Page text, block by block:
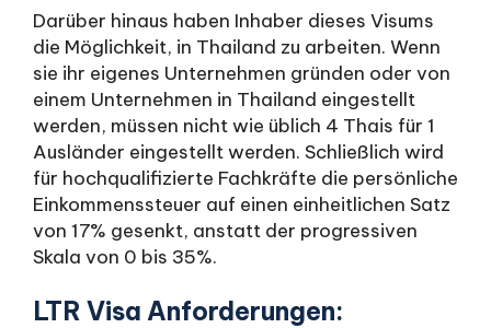
Darüber hinaus haben Inhaber dieses Visums
die Möglichkeit, in Thailand zu arbeiten. Wenn
sie ihr eigenes Unternehmen gründen oder von
einem Unternehmen in Thailand eingestellt
werden, müssen nicht wie üblich 4 Thais für 1
Ausländer eingestellt werden. Schließlich wird
für hochqualifizierte Fachkräfte die persönliche
Einkommenssteuer auf einen einheitlichen Satz
von 17% gesenkt, anstatt der progressiven
Skala von 0 bis 35%.
LTR Visa Anforderungen: